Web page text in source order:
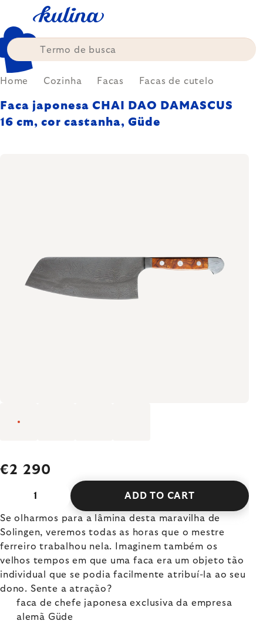
content
Home Cozinha Facas Facas de cutelo
Faca japonesa CHAI DAO DAMASCUS
16 cm, cor castanha, Güde
€2 290
ADD TO CART
Se olharmos para a lâmina desta maravilha de
Solingen, veremos todas as horas que o mestre
ferreiro trabalhou nela. Imaginem também os
velhos tempos em que uma faca era um objeto tão
individual que se podia facilmente atribuí-la ao seu
dono. Sente a atração?
faca de chefe japonesa exclusiva da empresa
alemã Güde